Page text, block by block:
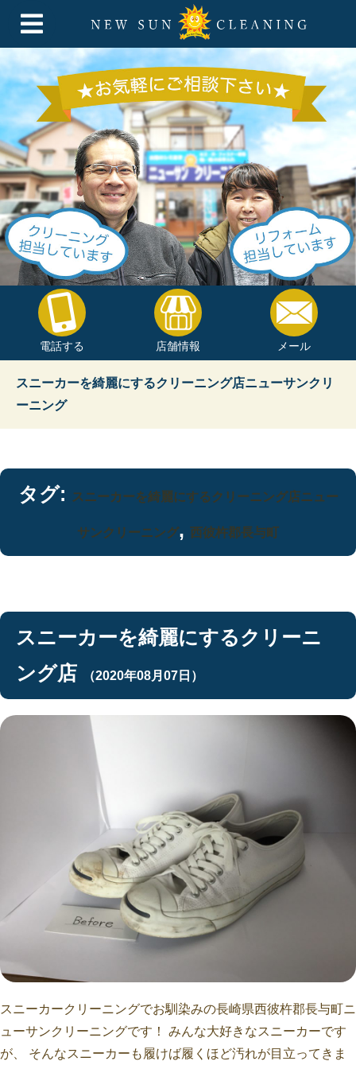
電話する 店舗情報 メール
スニーカーを綺麗にするクリーニング店ニューサンクリ
ーニング
タグ: スニーカーを綺麗にするクリーニング店ニュー
サンクリーニング, 西彼杵郡長与町
スニーカーを綺麗にするクリーニ
ング店
（2020年08月07日）
スニーカークリーニングでお馴染みの長崎県西彼杵郡長与町ニ
ューサンクリーニングです！ みんな大好きなスニーカーです
が、 そんなスニーカーも履けば履くほど汚れが目立ってきま